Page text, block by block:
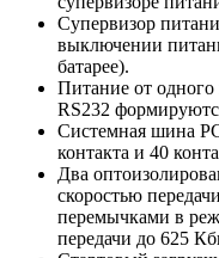
Супервизор
выключении
батарее).
Питание от
RS232
Системная шина
контакта и 40
Два
скоростью
перемычками в
передачи до 625